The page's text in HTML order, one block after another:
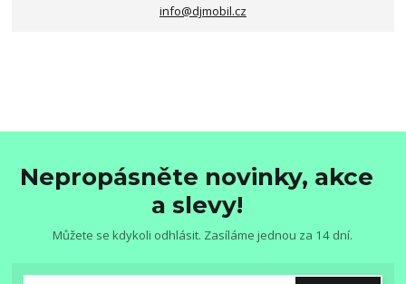
info@djmobil.cz
Nepropásněte novinky, akce
a slevy!
Můžete se kdykoli odhlásit. Zasíláme jednou za 14 dní.